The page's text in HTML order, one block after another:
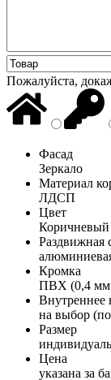
Пожалуйста,
Фасад
Зеркало
Материал
ЛДСП
Цвет
Коричневый
Раздвижная
Кромка
ПВХ (0,4
Внутреннее
на выбор
Размер
Цена
указана за